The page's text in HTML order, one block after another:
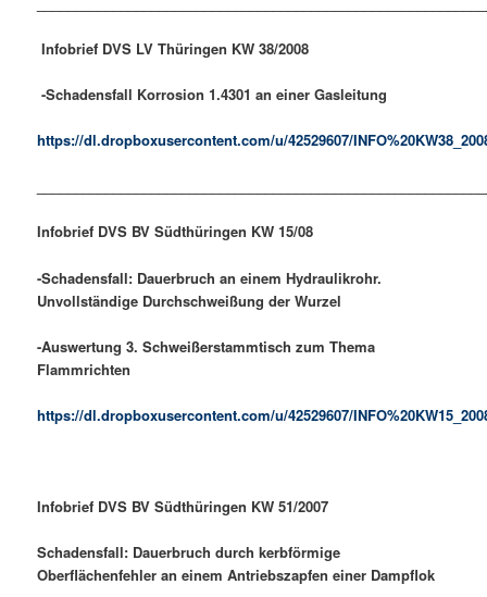
Infobrief DVS LV Thüringen KW 38/2008
-Schadensfall Korrosion 1.4301 an einer Gasleitung
https://dl.dropboxusercontent.com/u/42529607/
Infobrief DVS BV Südthüringen KW 15/08
-Schadensfall: Dauerbruch an einem Hydraulikrohr.
Unvollständige Durchschweißung der Wurzel
-Auswertung 3. Schweißerstammtisch zum Thema
Flammrichten
https://dl.dropboxusercontent.com/u/42529607/
Infobrief DVS BV Südthüringen KW 51/2007
Schadensfall: Dauerbruchdurch kerbförmige
Oberflächenfehler an einem Antriebszapfen einer Dampflok